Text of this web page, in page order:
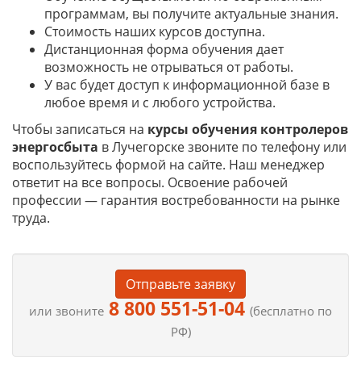
программам, вы получите актуальные знания.
Стоимость наших курсов доступна.
Дистанционная форма обучения дает
возможность не отрываться от работы.
У вас будет доступ к информационной базе в
любое время и с любого устройства.
Чтобы записаться на курсы обучения контролеров
энергосбыта в Лучегорске звоните по телефону или
воспользуйтесь формой на сайте. Наш менеджер
ответит на все вопросы. Освоение рабочей
профессии — гарантия востребованности на рынке
труда.
Отправьте заявку
или звоните 8 800 551-51-04 (бесплатно по
РФ)